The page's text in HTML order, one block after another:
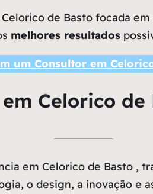
de Basto focada
melhores resultados
um Consultor em
Celorico de
em Celorico de Basto ,
o design, a inovação e